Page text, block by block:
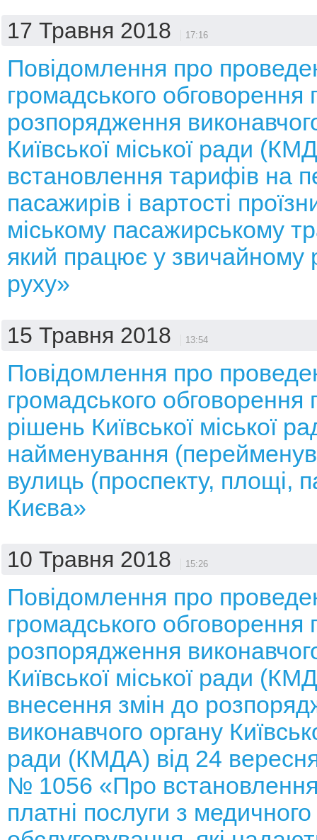
17 Травня 2018 17:16
Повідомлення про
громадського обговорення
розпорядження
Київської міської ради
встановлення тарифів на
пасажирів і вартості
міському пасажирському
який працює у звичайному
руху»
15 Травня 2018 13:54
Повідомлення про
громадського обговорення
рішень Київської міської
найменування
вулиць (проспекту, площі,
Києва»
10 Травня 2018 15:26
Повідомлення про
громадського обговорення
розпорядження
Київської міської ради
внесення змін до
виконавчого органу
ради (КМДА) від 24
№ 1056 «Про
платні послуги з медичного